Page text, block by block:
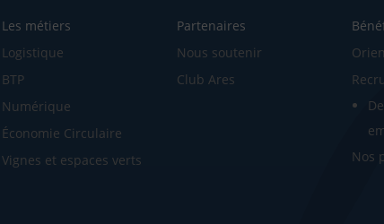
Les métiers
Logistique
BTP
Numérique
Économie Circulaire
Vignes et espaces verts
Partenaires
Nous soutenir
Club Ares
Nos